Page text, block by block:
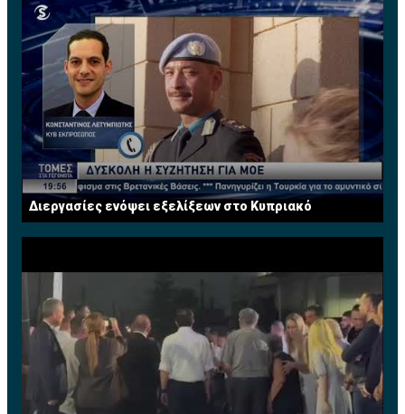
Διεργασίες ενόψει εξελίξεων στο Κυπριακό